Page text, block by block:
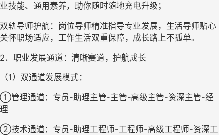
业技能、通用素养，助你随时随地充电升级；
双轨导师护航：岗位导师精准指导专业发展，生活导师贴心
关怀职场适应，工作生活双重保障，成长路上不孤单。
2．职业发展通道：清晰赛道，护航成长
（1）双通道发展模式：
①管理通道：专员-助理主管-主管-高级主管-资深主管-经
理
②技术通道：专员-助理工程师-工程师-高级工程师-资深工